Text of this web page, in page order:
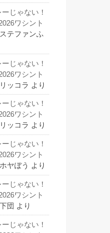
じゃない！
ワシント
ステファンふ
じゃない！
ワシント
リッコラ より
じゃない！
ワシント
リッコラ より
じゃない！
ワシント
ホヤぼう より
じゃない！
ワシント
下団 より
じゃない！